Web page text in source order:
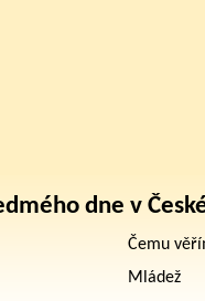
dne v
Čemu
Mládež